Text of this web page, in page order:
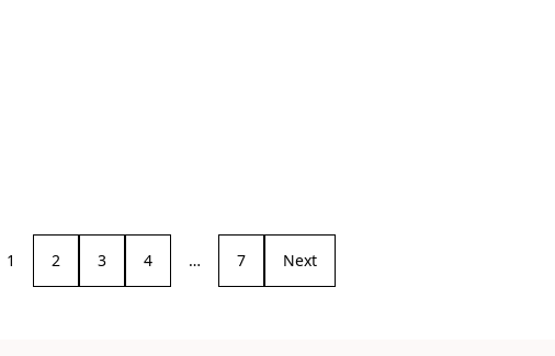
1 2 3 4 … 7 Next